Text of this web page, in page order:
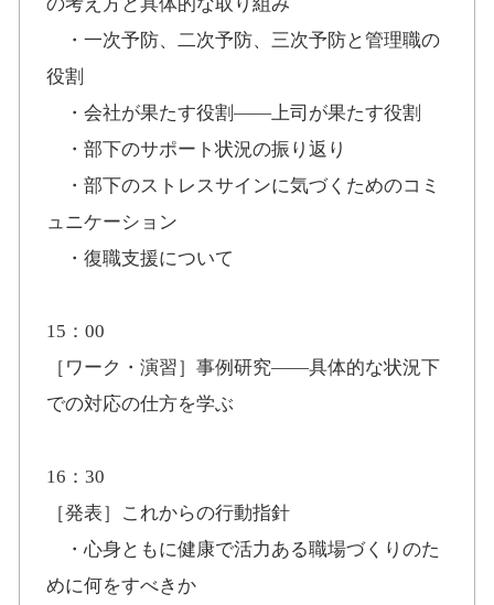
・一次予防、二次予防、三次予防と管理職の
役割
・会社が果たす役割――上司が果たす役割
・部下のサポート状況の振り返り
・部下のストレスサインに気づくためのコミ
ュニケーション
・復職支援について
15：00
［ワーク・演習］事例研究――具体的な状況下
での対応の仕方を学ぶ
16：30
［発表］これからの行動指針
・心身ともに健康で活力ある職場づくりのた
めに何をすべきか